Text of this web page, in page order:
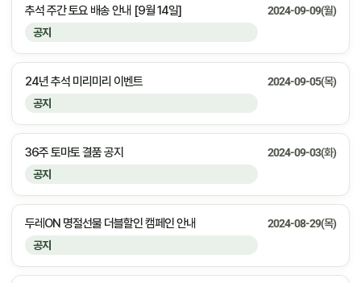
공지
추석 주간 토요 배송 안내 [9월 14일] 2024-09-09(월)
공지
24년 추석 미리미리 이벤트 2024-09-05(목)
공지
36주 토마토 결품 공지 2024-09-03(화)
공지
두레ON 명절선물 더블할인 캠페인 안내 2024-08-29(목)